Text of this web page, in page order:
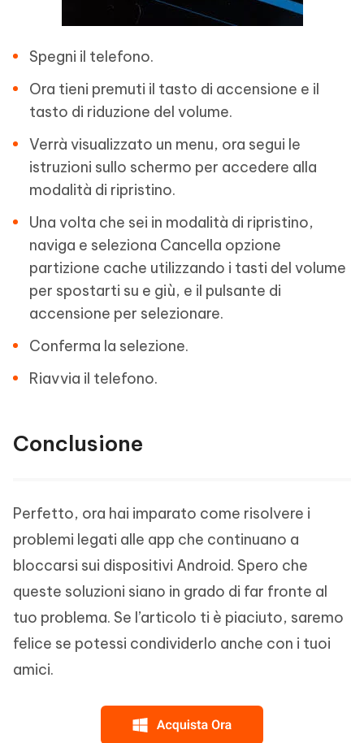
Spegni il telefono.
Ora tieni premuti il tasto di accensione e il
tasto di riduzione del volume.
Verrà visualizzato un menu, ora segui le
istruzioni sullo schermo per accedere alla
modalità di ripristino.
Una volta che sei in modalità di ripristino,
naviga e seleziona Cancella opzione
partizione cache utilizzando i tasti del volume
per spostarti su e giù, e il pulsante di
accensione per selezionare.
Conferma la selezione.
Riavvia il telefono.
Conclusione
Perfetto, ora hai imparato come risolvere i
problemi legati alle app che continuano a
bloccarsi sui dispositivi Android. Spero che
queste soluzioni siano in grado di far fronte al
tuo problema. Se l’articolo ti è piaciuto, saremo
felice se potessi condividerlo anche con i tuoi
amici.